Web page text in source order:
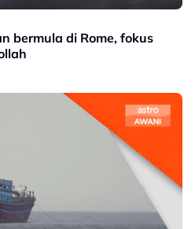
bermula di Rome, fokus